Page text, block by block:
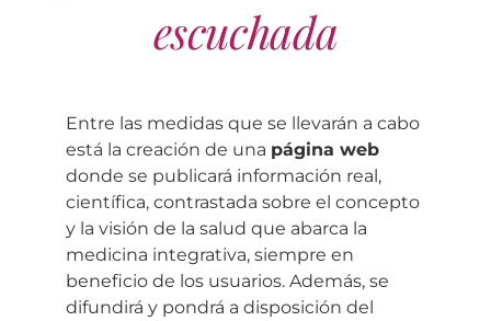
escuchada
Entre las medidas que se llevarán a cabo
está la creación de una página web
donde se publicará información real,
científica, contrastada sobre el concepto
y la visión de la salud que abarca la
medicina integrativa, siempre en
beneficio de los usuarios. Además, se
difundirá y pondrá a disposición del